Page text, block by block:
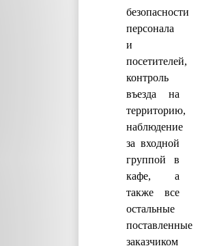
безопасности
персонала
и
посетителей,
контроль
въезда на
территорию,
наблюдение
за входной
группой в
кафе, а
также все
остальные
поставленные
заказчиком